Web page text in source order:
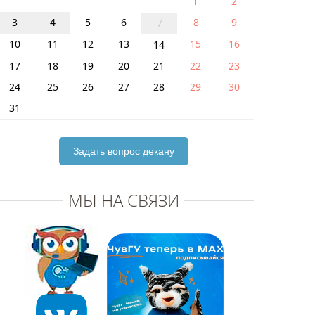
3
4 5 6 7 8
9
10
11 12 13 14 15
16
17
18 19 20 21 22
23
24
25 26 27 28 29
30
31
Задать вопрос декану
МЫ НА СВЯЗИ